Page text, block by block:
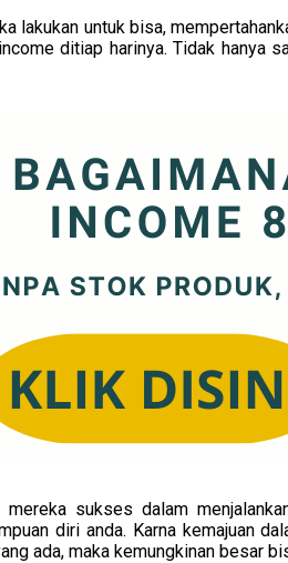
lakukan untuk bisa,
ditiap harinya. Tidak hanya
mereka sukses dalam
diri anda. Karna kemajuan
ada, maka kemungkinan besar